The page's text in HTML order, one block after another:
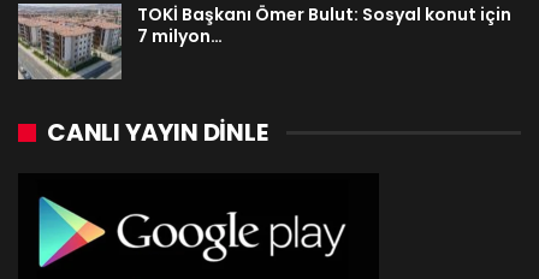
TOKİ Başkanı Ömer Bulut: Sosyal konut için
7 milyon…
CANLI YAYIN DINLE